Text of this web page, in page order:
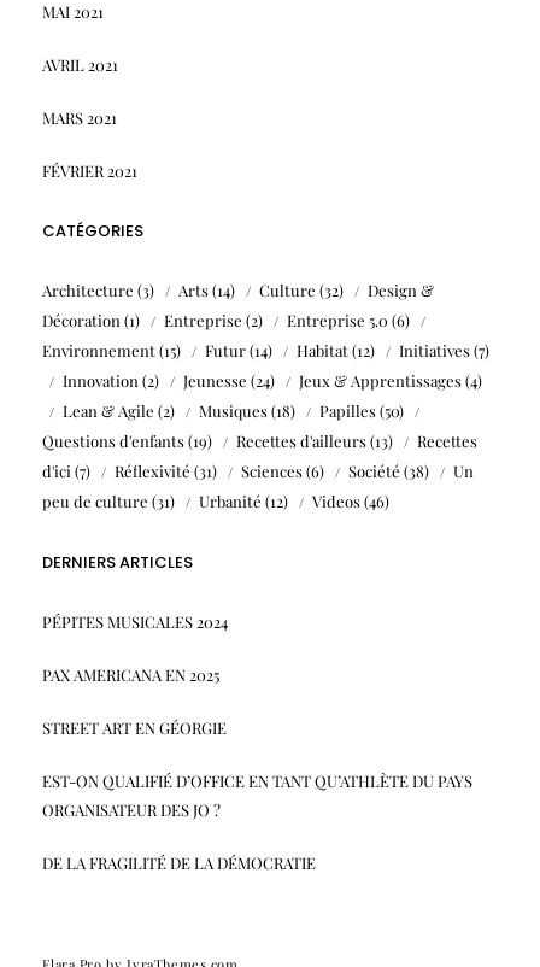
MAI 2021
AVRIL 2021
MARS 2021
FÉVRIER 2021
CATÉGORIES
Architecture (3) Arts(14) Culture (32)
Design &
Décoration (1) Entreprise (2) Entreprise 5.0 (6)
Environnement(15) Futur(14) Habitat(12) Initiatives(7)
Innovation (2) Jeunesse (24) Jeux & Apprentissages(4)
Lean & Agile (2) Musiques(18) Papilles(50)
Questions d'enfants(19) Recettes d'ailleurs(13)
Recettes
d'ici (7) Réflexivité (31) Sciences(6) Société (38)
Un
peu de culture (31) Urbanité (12) Videos(46)
DERNIERS ARTICLES
PÉPITES MUSICALES 2024
PAX AMERICANA EN 2025
STREET ART EN GÉORGIE
EST-ON QUALIFIÉ D’OFFICE EN TANT QU’ATHLÈTE DU PAYS
ORGANISATEUR DES JO ?
DE LA FRAGILITÉ DE LA DÉMOCRATIE